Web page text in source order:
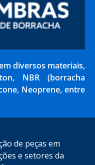
diversos materiais,
NBR (borracha
Neoprene, entre
de peças em
e setores da